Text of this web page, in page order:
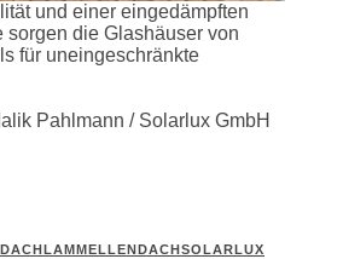
und einer eingedämpften
sorgen die Glashäuser von
für uneingeschränkte
Pahlmann / Solarlux GmbH
LAMMELLENDACHSOLARLUX